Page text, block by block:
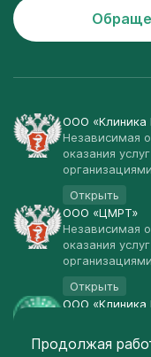
ООО
Независимая
оказания
организациями
Открыть
ООО «ЦМРТ»
Независимая
оказания
организациями
Открыть
ООО
Открыть
Продолжая